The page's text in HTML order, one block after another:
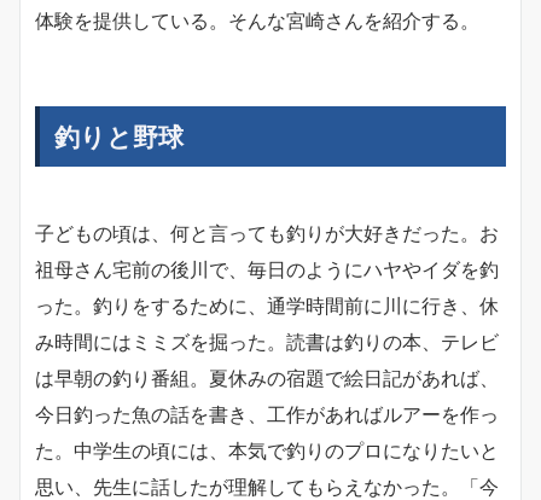
体験を提供している。そんな宮崎さんを紹介する。
釣りと野球
子どもの頃は、何と言っても釣りが大好きだった。お
祖母さん宅前の後川で、毎日のようにハヤやイダを釣
った。釣りをするために、通学時間前に川に行き、休
み時間にはミミズを掘った。読書は釣りの本、テレビ
は早朝の釣り番組。夏休みの宿題で絵日記があれば、
今日釣った魚の話を書き、工作があればルアーを作っ
た。中学生の頃には、本気で釣りのプロになりたいと
思い、先生に話したが理解してもらえなかった。「今